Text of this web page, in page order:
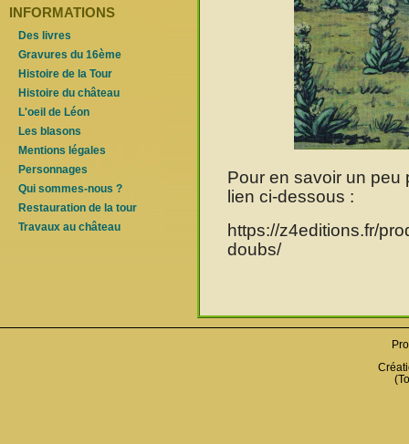
Pour en savoir un peu
lien ci-dessous :
https://z4editions.fr/
doubs/
INFORMATIONS
Des livres
Gravures du 16ème
Histoire de la Tour
Histoire du château
L'oeil de Léon
Les blasons
Mentions légales
Personnages
Qui sommes-nous ?
Restauration de la tour
Travaux au château